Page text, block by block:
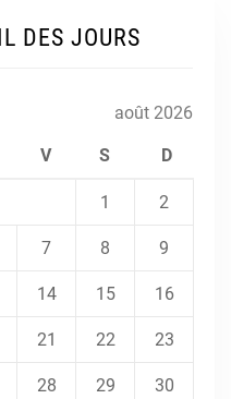
DES JOURS
août 2026
V S D
1 2
7 8 9
14 15 16
21 22 23
28 29 30